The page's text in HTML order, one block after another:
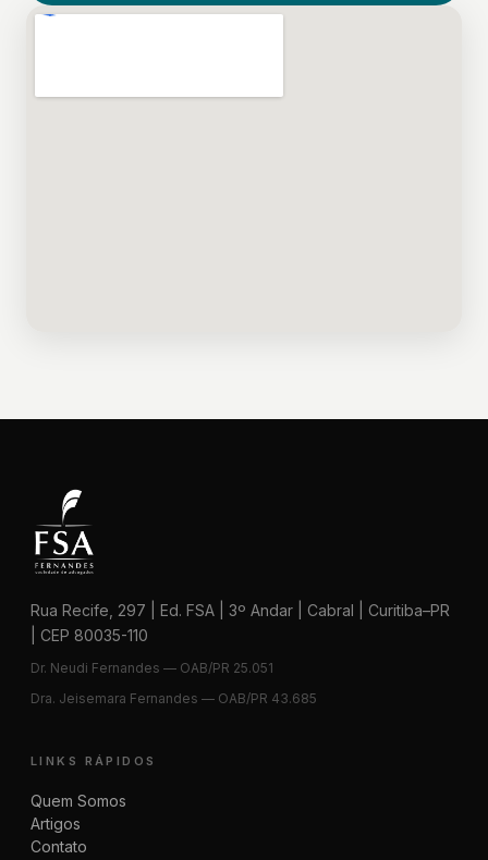
Rua Recife, 297 | Ed. FSA | 3º Andar | Cabral | Curitiba–PR
| CEP 80035-110
Dr. Neudi Fernandes — OAB/PR 25.051
Dra. Jeisemara Fernandes — OAB/PR 43.685
LINKS RÁPIDOS
Quem Somos
Artigos
Contato